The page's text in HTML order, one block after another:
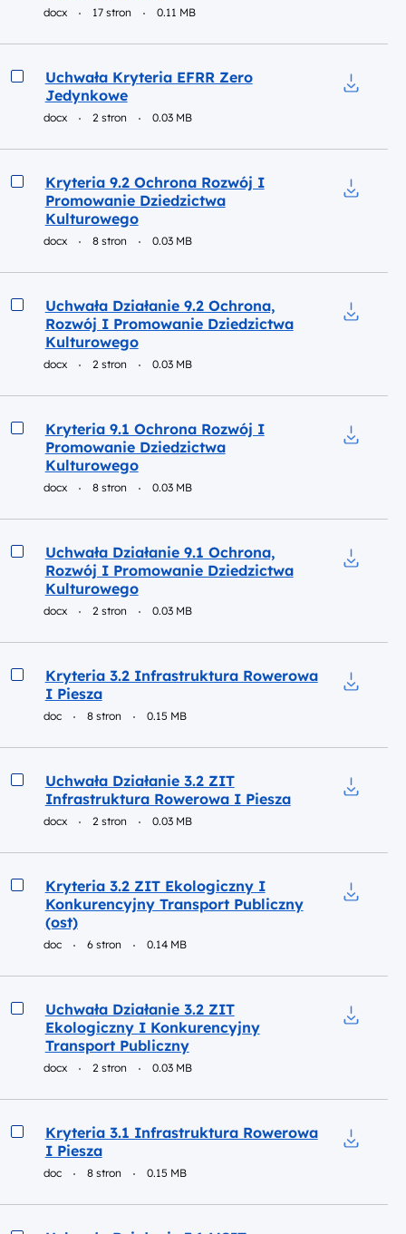
docx 17 stron 0.11 MB
Podgląd
Uchwała Kryteria EFRR Zero
Jedynkowe
docx 2 stron 0.03 MB
Podgląd
Kryteria 9.2 Ochrona Rozwój I
Promowanie Dziedzictwa
Kulturowego
docx 8 stron 0.03 MB
Podgląd
Uchwała Działanie 9.2 Ochrona,
Rozwój I Promowanie Dziedzictwa
Kulturowego
docx 2 stron 0.03 MB
Podgląd
Kryteria 9.1 Ochrona Rozwój I
Promowanie Dziedzictwa
Kulturowego
docx 8 stron 0.03 MB
Podgląd
Uchwała Działanie 9.1 Ochrona,
Rozwój I Promowanie Dziedzictwa
Kulturowego
docx 2 stron 0.03 MB
Podgląd
Kryteria 3.2 Infrastruktura Rowerowa
I Piesza
doc 8 stron 0.15 MB
Podgląd
Uchwała Działanie 3.2 ZIT
Infrastruktura Rowerowa I Piesza
docx 2 stron 0.03 MB
Podgląd
Kryteria 3.2 ZIT Ekologiczny I
Konkurencyjny Transport Publiczny
(ost)
doc 6 stron 0.14 MB
Podgląd
Uchwała Działanie 3.2 ZIT
Ekologiczny I Konkurencyjny
Transport Publiczny
docx 2 stron 0.03 MB
Podgląd
Kryteria 3.1 Infrastruktura Rowerowa
I Piesza
doc 8 stron 0.15 MB